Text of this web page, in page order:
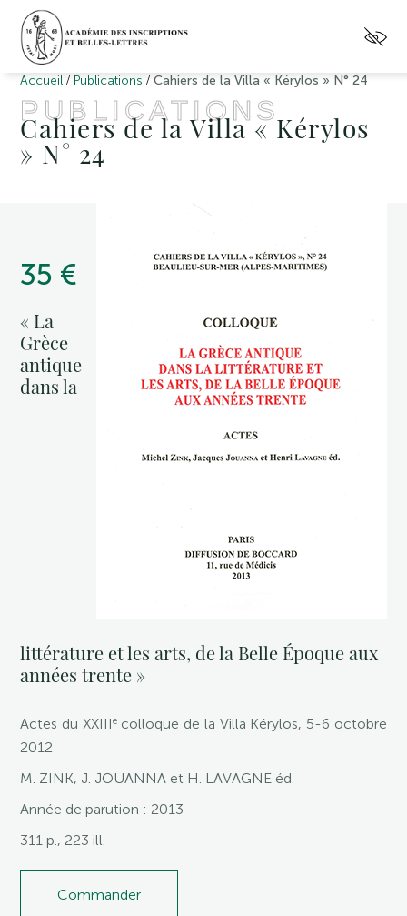
Accueil / Publications /Cahiers de la Villa « Kérylos » N° 24
PUBLICATIONS
Cahiers de la Villa « Kérylos
» N° 24
35 €
« La
Grèce
antique
dans la
littérature et les arts, de la Belle Époque aux
années trente »
Actes du XXIIIecolloque de la Villa Kérylos, 5-6 octobre
2012
M. ZINK, J. JOUANNA et H. LAVAGNE éd.
Année de parution : 2013
311 p., 223 ill.
Commander